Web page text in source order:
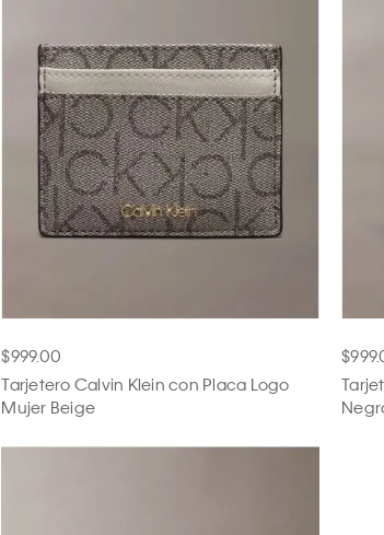
$999.00
Tarjetero Calvin Klein con Placa Logo
Mujer Beige